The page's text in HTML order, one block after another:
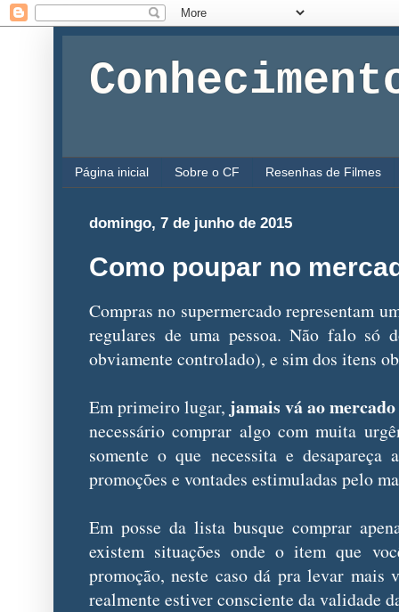
Página inicial Sobre o CF Resenhas de Filmes
domingo, 7 de junho de 2015
Como poupar no
Compras no supermercado representam
regulares de uma pessoa. Não falo só
obviamente controlado), e sim dos itens
Em primeiro lugar, jamais vá ao
necessário comprar algo com muita
somente o que necessita e
promoções e vontades estimuladas pelo
Em posse da lista busque comprar
existem situações onde o item que
promoção, neste caso dá pra levar mais
realmente estiver consciente da validade